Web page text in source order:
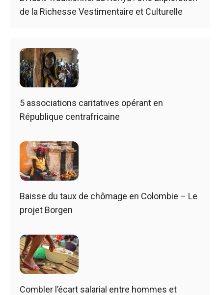
de la Richesse Vestimentaire et Culturelle
5 associations caritatives opérant en
République centrafricaine
Baisse du taux de chômage en Colombie – Le
projet Borgen
Combler l’écart salarial entre hommes et